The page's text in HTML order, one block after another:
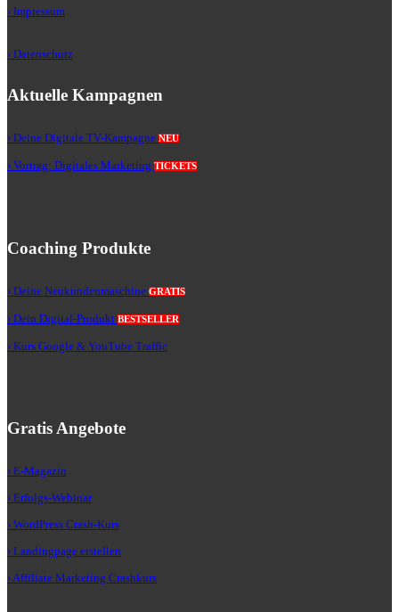
› Impressum
› Datenschutz
Aktuelle Kampagnen
› Deine Digitale TV-Kampagne NEU
› Vortrag: Digitales Marketing TICKETS
Coaching Produkte
› Deine Neukundenmaschine GRATIS
› Dein Digital-Produkt BESTSELLER
› Kurs Google & YouTube Traffic
Gratis Angebote
› E-Magazin
› Erfolgs-Webinar
› WordPress Crash-Kurs
› Landingpage erstellen
› Affiliate Marketing Crashkurs